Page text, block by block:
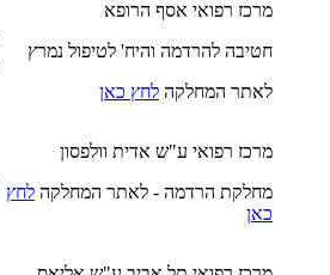
מרכז רפואי אסף הרופא
חטיבה להרדמה והיח' לטיפול נמרץ
לאתר המחלקה לחץ כאן
מרכז רפואי ע"ש אדית וולפסון
מחלקת הרדמה - לאתר המחלקה לחץ
כאן